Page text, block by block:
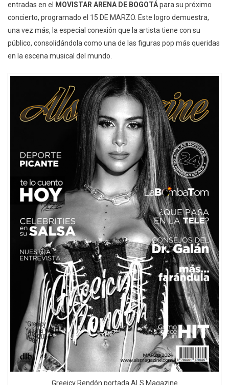
entradas en el
MOVISTAR ARENA DE BOGOTÁpara su próximo
concierto, programado el 15 DE MARZO. Este logro demuestra,
una vez más, la especial conexión que la artista tiene con su
público, consolidándola como una de las figuras pop más queridas
en la escena musical del mundo.
Greeicy Rendón portada ALS Magazine